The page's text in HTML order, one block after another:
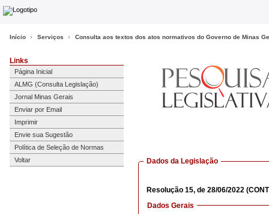
Início Serviços Consulta aos textos dos atos normativos do Governo de Minas
Links
Página Inicial
ALMG (Consulta Legislação)
Jornal Minas Gerais
Enviar por Email
Imprimir
Envie sua Sugestão
Política de Seleção de Normas
Voltar
Dados da Legislação
Resolução 15, de 28/06/2022
Dados Gerais